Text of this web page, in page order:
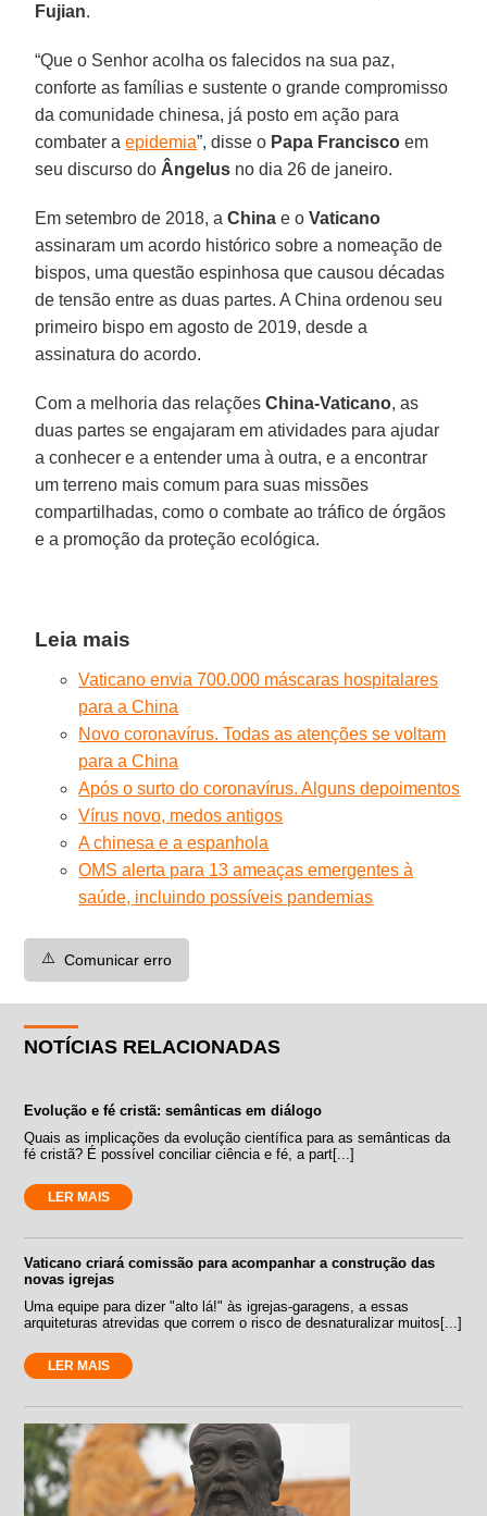
Fujian.
“Que o Senhor acolha os falecidos na sua paz,
conforte as famílias e sustente o grande compromisso
da comunidade chinesa, já posto em ação para
combater aepidemia”, disse o Papa Francisco em
seu discurso do Ângelus no dia 26 de janeiro.
Em setembro de 2018, aChina e oVaticano
assinaram um acordo histórico sobre a nomeação de
bispos, uma questão espinhosa que causou décadas
de tensão entre as duas partes. A China ordenou seu
primeiro bispo em agosto de 2019, desde a
assinatura do acordo.
Com a melhoria das relaçõesChina-Vaticano, as
duas partes se engajaram em atividades para ajudar
a conhecer e a entender uma à outra, e a encontrar
um terreno mais comum para suas missões
compartilhadas, como o combate ao tráfico de órgãos
e a promoção da proteção ecológica.
Leia mais
Vaticano envia 700.000 máscaras hospitalares
para a China
Novo coronavírus. Todas as atenções se voltam
para a China
Após o surto do coronavírus. Alguns depoimentos
Vírus novo, medos antigos
A chinesa e a espanhola
OMS alerta para 13 ameaças emergentes à
saúde, incluindo possíveis pandemias
⚠️ Comunicar erro
NOTÍCIAS RELACIONADAS
Evolução e fé cristã: semânticas em diálogo
Quais as implicações da evolução científica para as semânticas da
fé cristã? É possível conciliar ciência e fé, a part[...]
LER MAIS
Vaticano criará comissão para acompanhar a construção das
novas igrejas
Uma equipe para dizer "alto lá!" às igrejas-garagens, a essas
arquiteturas atrevidas que correm o risco de desnaturalizar muitos[...]
LER MAIS